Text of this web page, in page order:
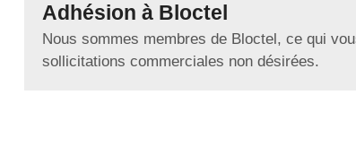
Adhésion à Bloctel
Nous sommes membres de Bloctel, ce qui
sollicitations commerciales non désirées.